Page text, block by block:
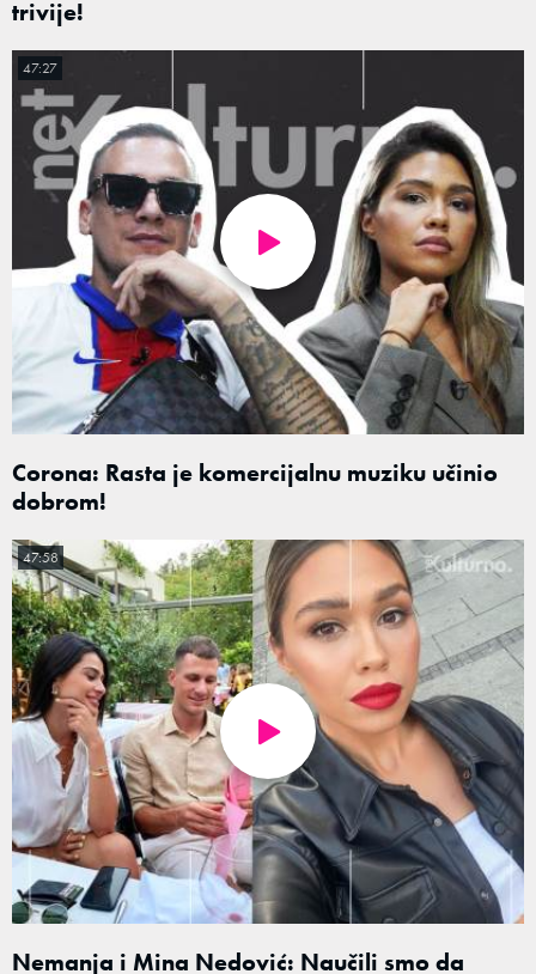
trivije!
Corona: Rasta je komercijalnu muziku učinio
dobrom!
47:27
Nemanja i Mina Nedović: Naučili smo da
47:58